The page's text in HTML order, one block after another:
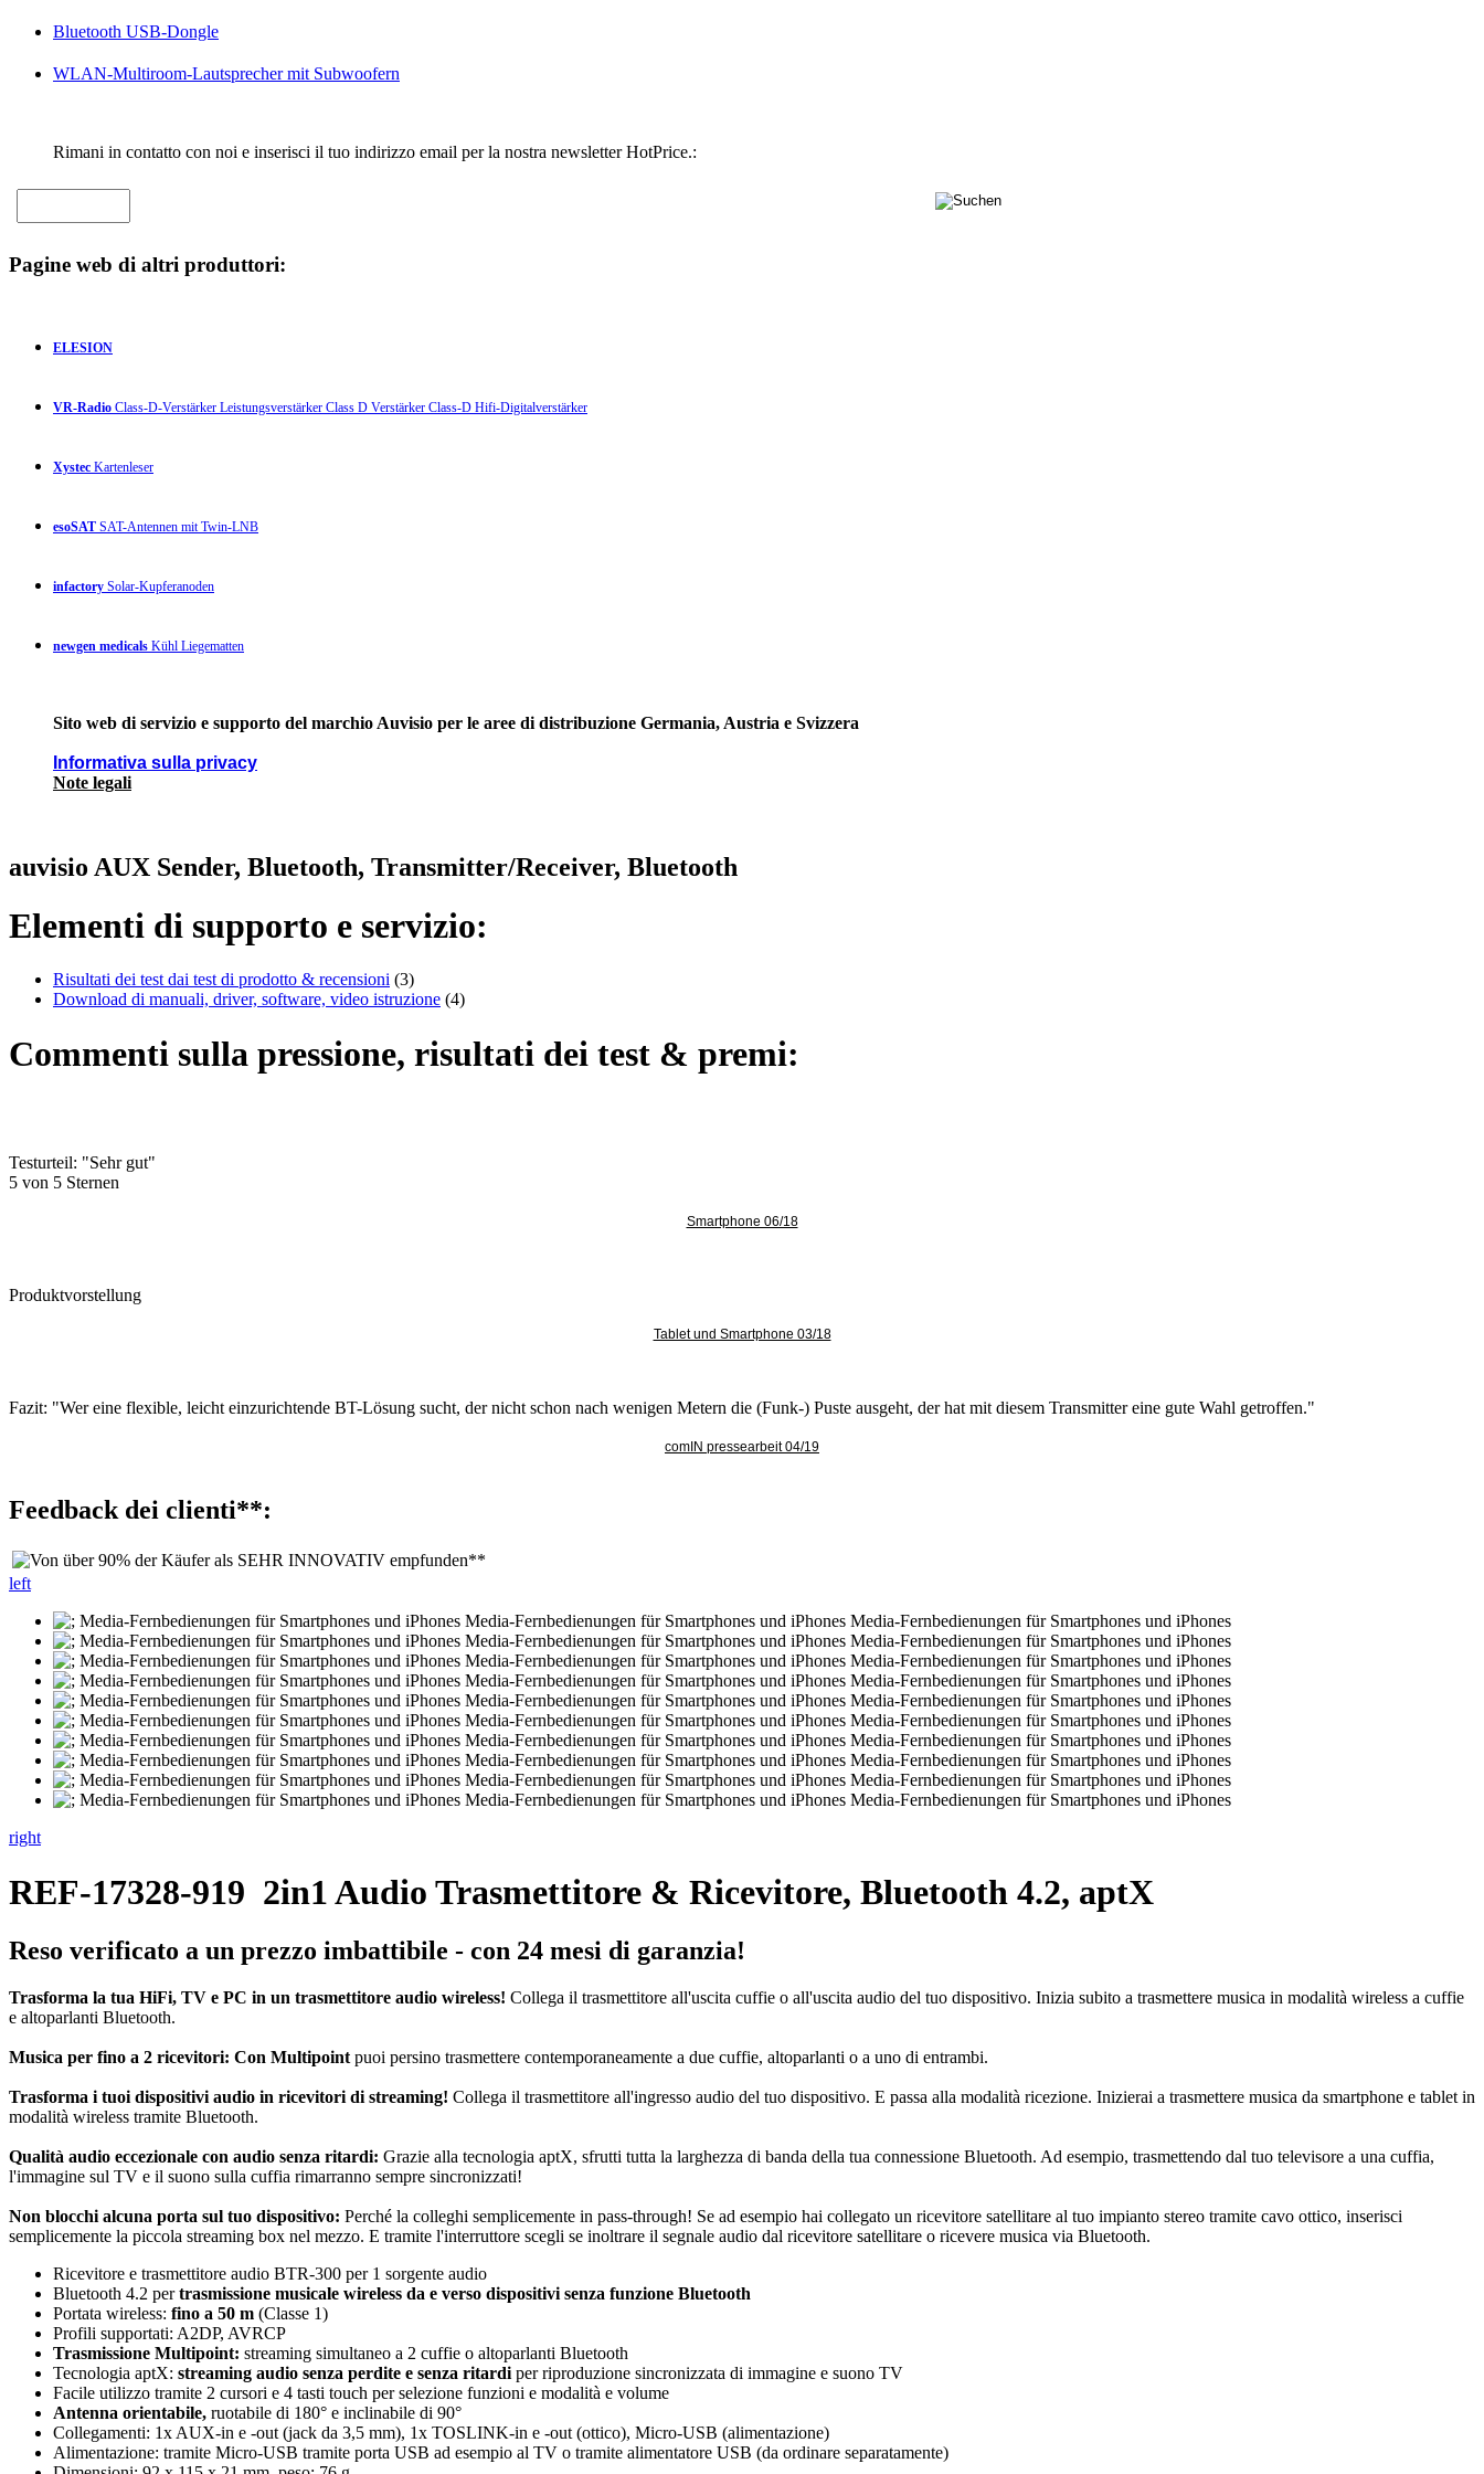
Bluetooth USB-Dongle
WLAN-Multiroom-Lautsprecher mit Subwoofern
Rimani in contatto con noi e inserisci il tuo indirizzo email per la nostra newsletter HotPrice.:
Pagine web di altri produttori:
ELESION
VR-Radio Class-D-Verstärker Leistungsverstärker Class D Verstärker Class-D Hifi-Digitalverstärker
Xystec Kartenleser
esoSAT SAT-Antennen mit Twin-LNB
infactory Solar-Kupferanoden
newgen medicals Kühl Liegematten
Sito web di servizio e supporto del marchio Auvisio per le aree di distribuzione Germania, Austria e Svizzera
Informativa sulla privacy
Note legali
auvisio AUX Sender, Bluetooth, Transmitter/Receiver, Bluetooth
Elementi di supporto e servizio:
Risultati dei test dai test di prodotto & recensioni (3)
Download di manuali, driver, software, video istruzione (4)
Commenti sulla pressione, risultati dei test & premi:
Testurteil: "Sehr gut"
5 von 5 Sternen
Smartphone 06/18
Produktvorstellung
Tablet und Smartphone 03/18
Fazit: "Wer eine flexible, leicht einzurichtende BT-Lösung sucht, der nicht schon nach wenigen Metern die (Funk-) Puste ausgeht, der hat mit diesem Transmitter eine gute Wahl getroffen."
comIN pressearbeit 04/19
Feedback dei clienti**:
left
right
REF-17328-919 2in1 Audio Trasmettitore & Ricevitore, Bluetooth 4.2, aptX
Reso verificato a un prezzo imbattibile - con 24 mesi di garanzia!
Trasforma la tua HiFi, TV e PC in un trasmettitore audio wireless! Collega il trasmettitore all'uscita cuffie o all'uscita audio del tuo dispositivo. Inizia subito a trasmettere musica in modalità wireless a cuffie
e altoparlanti Bluetooth.
Musica per fino a 2 ricevitori: Con Multipoint puoi persino trasmettere contemporaneamente a due cuffie, altoparlanti o a uno di entrambi.
Trasforma i tuoi dispositivi audio in ricevitori di streaming! Collega il trasmettitore all'ingresso audio del tuo dispositivo. E passa alla modalità ricezione. Inizierai a trasmettere musica da smartphone e tablet in
modalità wireless tramite Bluetooth.
Qualità audio eccezionale con audio senza ritardi: Grazie alla tecnologia aptX, sfrutti tutta la larghezza di banda della tua connessione Bluetooth. Ad esempio, trasmettendo dal tuo televisore a una cuffia,
l'immagine sul TV e il suono sulla cuffia rimarranno sempre sincronizzati!
Non blocchi alcuna porta sul tuo dispositivo: Perché la colleghi semplicemente in pass-through! Se ad esempio hai collegato un ricevitore satellitare al tuo impianto stereo tramite cavo ottico, inserisci
semplicemente la piccola streaming box nel mezzo. E tramite l'interruttore scegli se inoltrare il segnale audio dal ricevitore satellitare o ricevere musica via Bluetooth.
Ricevitore e trasmettitore audio BTR-300 per 1 sorgente audio
Bluetooth 4.2 pertrasmissione musicale wireless da e verso dispositivi senza funzione Bluetooth
Portata wireless: fino a 50 m (Classe 1)
Profili supportati: A2DP, AVRCP
Trasmissione Multipoint: streaming simultaneo a 2 cuffie o altoparlanti Bluetooth
Tecnologia aptX: streaming audio senza perdite e senza ritardi per riproduzione sincronizzata di immagine e suono TV
Facile utilizzo tramite 2 cursori e 4 tasti touch per selezione funzioni e modalità e volume
Antenna orientabile, ruotabile di 180° e inclinabile di 90°
Collegamenti: 1x AUX-in e -out (jack da 3,5 mm), 1x TOSLINK-in e -out (ottico), Micro-USB (alimentazione)
Alimentazione: tramite Micro-USB tramite porta USB ad esempio al TV o tramite alimentatore USB (da ordinare separatamente)